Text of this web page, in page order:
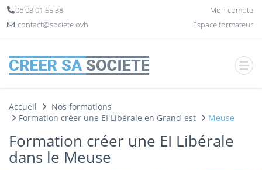
06 03 01 55 38
contact@societe.ovh
Mon compte
Espace formateur
Accueil
Nos formations
Formation créer une EI Libérale en Grand-est
Meuse
Formation créer une EI Libérale
dans le Meuse
Panneau de gestion des cookies